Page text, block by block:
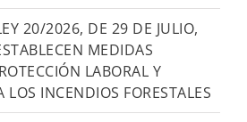
20/2026, DE 29 DE JULIO,
MEDIDAS
LABORAL Y
LOS INCENDIOS FORESTALES